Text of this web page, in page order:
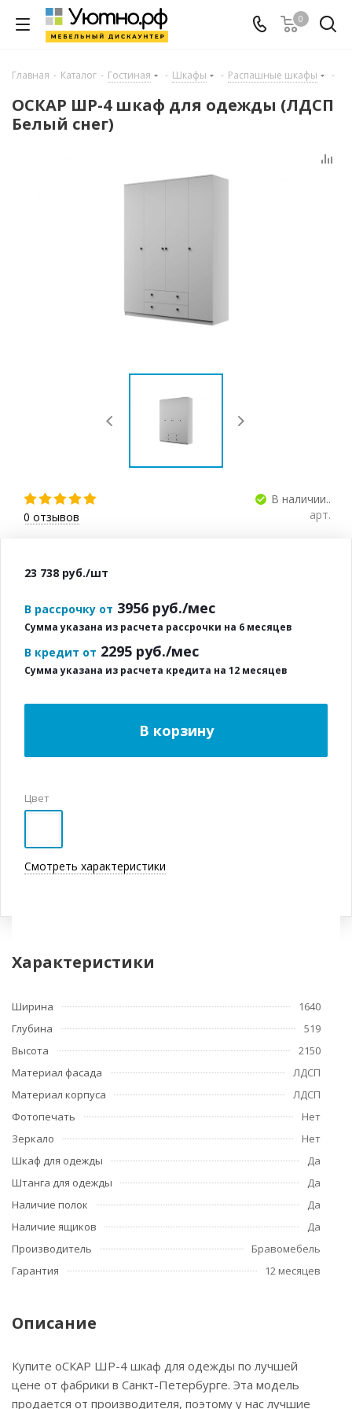
0
Главная - Каталог - Гостиная - Шкафы - Распашные шкафы -
ОСКАР ШР-4 шкаф для одежды (ЛДСП
Белый снег)
0 отзывов
В наличии..
арт.
23 738 руб./шт
В рассрочку от 3956 руб./мес
Сумма указана из расчета рассрочки на 6 месяцев
В кредит от 2295 руб./мес
Сумма указана из расчета кредита на 12 месяцев
Цвет
Смотреть характеристики
В корзину
Характеристики
Ширина
1640
Глубина
519
Высота
2150
Материал фасада
ЛДСП
Материал корпуса
ЛДСП
Фотопечать
Нет
Зеркало
Нет
Шкаф для одежды
Да
Штанга для одежды
Да
Наличие полок
Да
Наличие ящиков
Да
Производитель
Бравомебель
Гарантия
12 месяцев
Описание
Купите оСКАР ШР-4 шкаф для одежды по лучшей
цене от фабрики в Санкт-Петербурге. Эта модель
продается от производителя, поэтому у нас лучшие